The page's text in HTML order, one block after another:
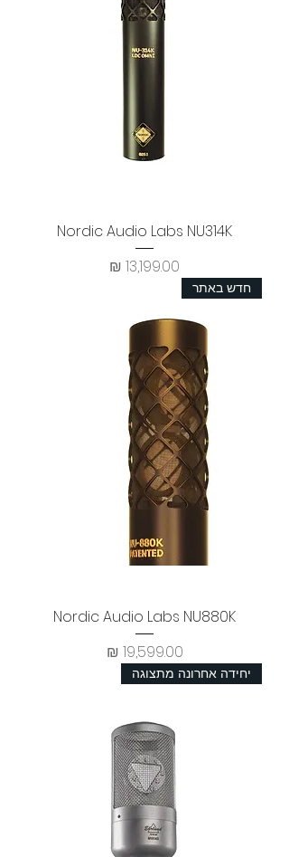
Nordic Audio Labs NU314K
מחיר
חדש באתר
Nordic Audio Labs NU880K
מחיר
יחידה אחרונה מתצוגה